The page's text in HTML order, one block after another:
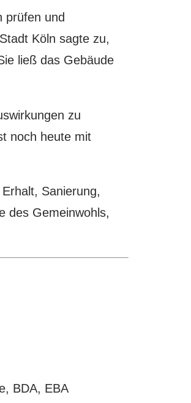
prüfen und
Köln sagte zu,
ließ das Gebäude
zu
noch heute mit
Sanierung,
des Gemeinwohls,
BDA, EBA